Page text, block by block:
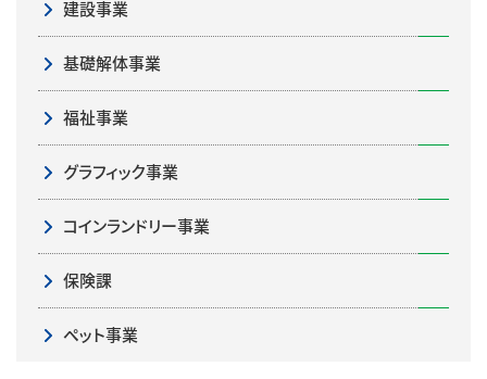
建設事業
基礎解体事業
福祉事業
グラフィック事業
コインランドリー事業
保険課
ペット事業